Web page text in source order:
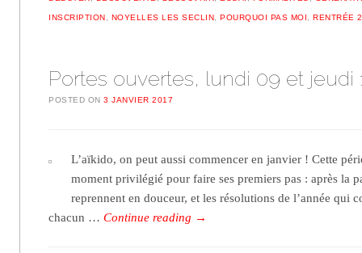
INSCRIPTION NOYELLES LES SECLIN ,POURQUOI PAS MOI ,RENTRÉE
Portes ouvertes, lundi 09 et jeudi
POSTED ON3 JANVIER 2017
L’aïkido, on peut aussi commencer en janvier ! Cette
moment privilégié pour faire ses premiers pas : après la
reprennent en douceur, et les résolutions de l’année qui
chacun …Continue reading →